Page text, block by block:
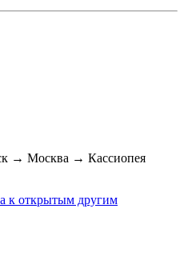
→ Москва → Кассиопея
к открытым другим